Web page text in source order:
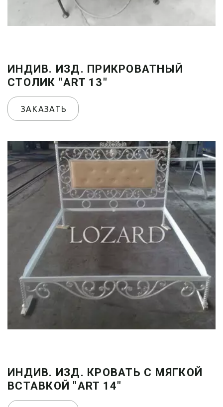
ИНДИВ. ИЗД. ПРИКРОВАТНЫЙ
СТОЛИК "ART 13"
ЗАКАЗАТЬ
ИНДИВ. ИЗД. КРОВАТЬ С МЯГКОЙ
ВСТАВКОЙ "ART 14"